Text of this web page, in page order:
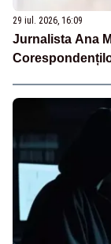
29 iul. 2026, 16:09
Jurnalista Ana